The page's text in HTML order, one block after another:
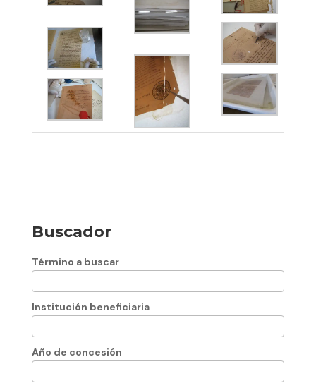
Buscador
Término a buscar
Institución beneficiaria
Año de concesión